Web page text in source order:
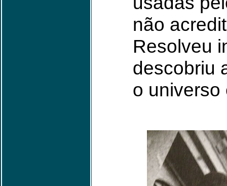
não
Resolveu
descobriu
o universo